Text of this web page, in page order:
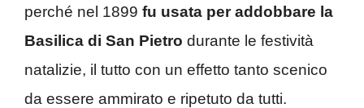
perché nel 1899 fu usata per addobbare la
Basilica di San Pietro durante le festività
natalizie, il tutto con un effetto tanto scenico
da essere ammirato e ripetuto da tutti.